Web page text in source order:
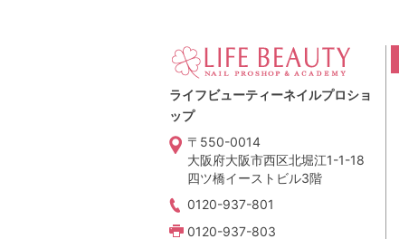
ライフビューティーネイルプロショ
ップ
〒550-0014
大阪府大阪市西区北堀江1-1-18
四ツ橋イーストビル3階
0120-937-801
0120-937-803